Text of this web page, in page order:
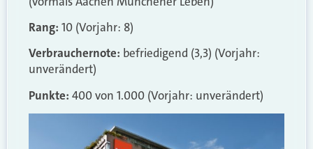
Rang: 10 (Vorjahr: 8)
Verbrauchernote: befriedigend (3,3) (Vorjahr:
unverändert)
Punkte: 400 von 1.000 (Vorjahr: unverändert)